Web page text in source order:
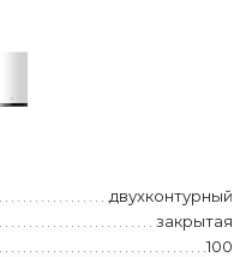
двухконтурный
закрытая
100